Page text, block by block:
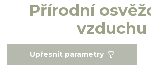
Přírodní
vzduchu
Upřesnit parametry